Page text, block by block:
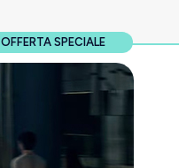
OFFERTA SPECIALE